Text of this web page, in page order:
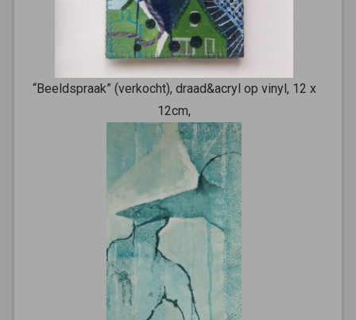
“Beeldspraak” (verkocht), draad&acryl op vinyl, 12 x
12cm,